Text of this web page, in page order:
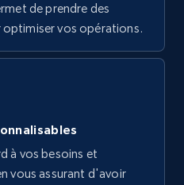
de prendre des
optimiser vos opérations.
à vos besoins et
vous assurant d'avoir